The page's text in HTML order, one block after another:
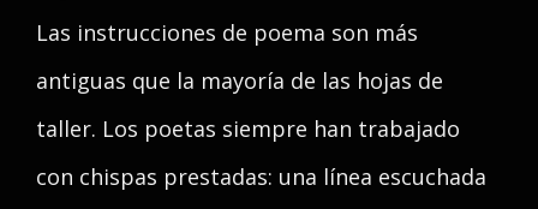
Las instrucciones de poema son más
antiguas que la mayoría de las hojas de
taller. Los poetas siempre han trabajado
con chispas prestadas: una línea escuchada